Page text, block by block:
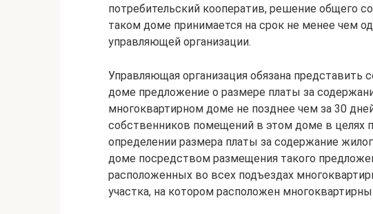
потребительский кооператив, решение общего
таком доме принимается на срок не менее чем
управляющей организации.
Управляющая организация обязана
доме предложение о размере платы за
многоквартирном доме не позднее чем за 30
собственников помещений в этом доме в целях
определении размера платы за содержание
доме посредством размещения такого
расположенных во всех подъездах
участка, на котором расположен